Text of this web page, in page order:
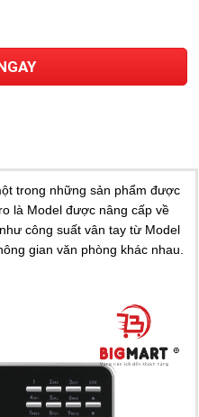
trong những sản phẩm được
là Model được nâng cấp về
công suất vân tay từ Model
gian văn phòng khác nhau.